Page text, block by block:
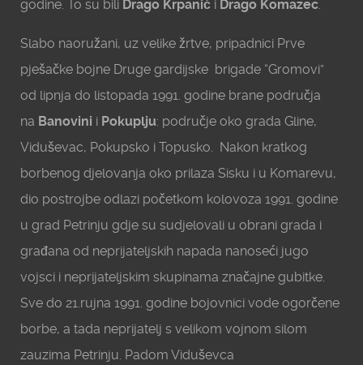
godine. To su bili Drago Krpanić i Drago Komazec.
Slabo naoružani, uz velike žrtve, pripadnici Prve
pješačke bojne Druge gardijske brigade “Gromovi”
od lipnja do listopada 1991. godine brane područja
na Banovini i Pokuplju: područje oko grada Gline,
Viduševac, Pokupsko i Topusko. Nakon kratkog
borbenog djelovanja oko prilaza Sisku i u Komarevu,
dio postrojbe odlazi početkom kolovoza 1991. godine
u grad Petrinju gdje su sudjelovali u obrani grada i
građana od neprijateljskih napada nanoseći jugo
vojsci i neprijateljskim skupinama značajne gubitke.
Sve do 21.rujna 1991. godine bojovnici vode ogorčene
borbe, a tada neprijatelj s velikom vojnom silom
zauzima Petrinju. Padom Viduševca